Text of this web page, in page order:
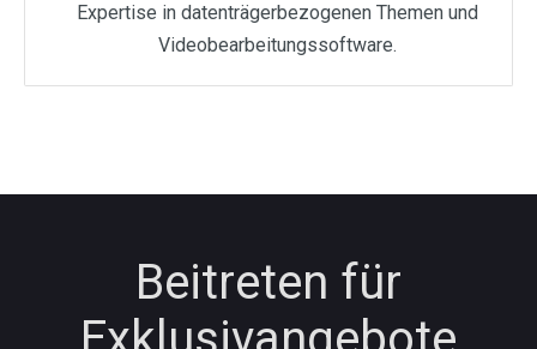
Expertise in datenträgerbezogenen Themen und
Videobearbeitungssoftware.
Beitreten für